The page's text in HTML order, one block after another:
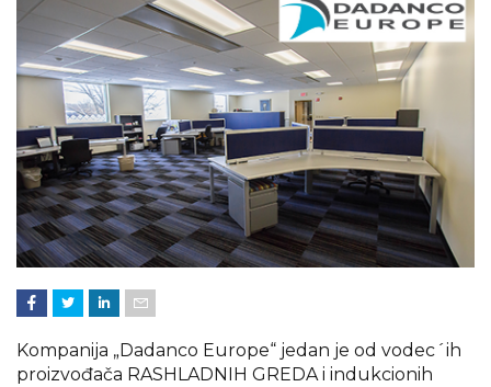
Kompanija „Dadanco Europe“ jedan je od vodec´ih
proizvođača RASHLADNIH GREDA i indukcionih